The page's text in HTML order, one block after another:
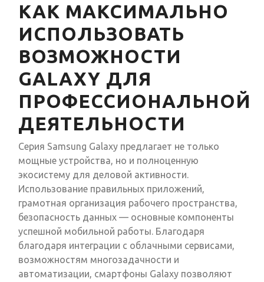
КАК МАКСИМАЛЬНО
ИСПОЛЬЗОВАТЬ
ВОЗМОЖНОСТИ
GALAXY ДЛЯ
ПРОФЕССИОНАЛЬНОЙ
ДЕЯТЕЛЬНОСТИ
Серия Samsung Galaxy предлагает не только
мощные устройства, но и полноценную
экосистему для деловой активности.
Использование правильных приложений,
грамотная организация рабочего пространства,
безопасность данных — основные компоненты
успешной мобильной работы. Благодаря
благодаря интеграции с облачными сервисами,
возможностям многозадачности и
автоматизации, смартфоны Galaxy позволяют